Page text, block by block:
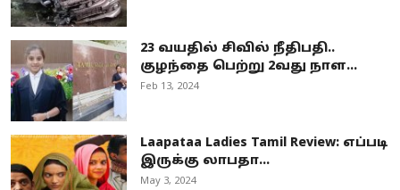
23 வயதில் சிவில் நீதிபதி..
குழந்தை பெற்று 2வது நாள...
Feb 13, 2024
Laapataa Ladies Tamil Review: எப்படி
இருக்கு லாபதா...
May 3, 2024